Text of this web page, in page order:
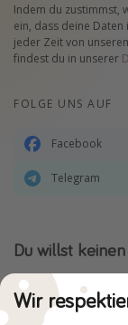
Indem du zustimmst,
ein, dass deine
jeder Zeit von
findest du in unserer
FOLGE UNS AUF
Facebook
Telegram
Du willst
Dann lade
Wir